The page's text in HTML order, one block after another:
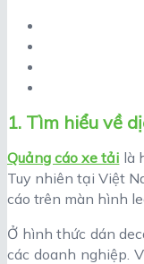
1. Tìm hiểu về
Quảng cáo xe tải là
Tuy nhiên tại Việt
cáo trên màn hình
Ở hình thức dán
các doanh nghiệp.